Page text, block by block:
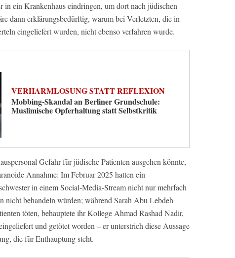
in ein Krankenhaus eindringen, um dort nach jüdischen
dann erklärungsbedürftig, warum bei Verletzten, die in
eingeliefert wurden, nicht ebenso verfahren wurde.
VERHARMLOSUNG STATT REFLEXION
Mobbing-Skandal an Berliner Grundschule:
Muslimische Opferhaltung statt Selbstkritik
Gefahr für jüdische Patienten ausgehen könnte,
Annahme: Im Februar 2025 hatten ein
in einem Social-Media-Stream nicht nur mehrfach
nicht behandeln würden; während Sarah Abu Lebdeh
töten, behauptete ihr Kollege Ahmad Rashad Nadir,
und getötet worden – er unterstrich diese Aussage
die für Enthauptung steht.